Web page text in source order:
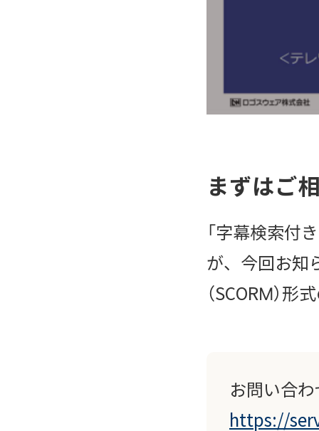
まずはご
「字幕検索付
が、今回お知
（SCORM）
お問い合
https://